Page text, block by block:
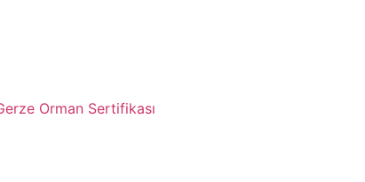
Orman Sertifikası